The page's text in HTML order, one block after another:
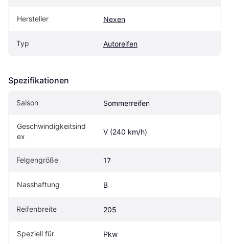
Hersteller Nexen
Typ Autoreifen
Spezifikationen
Saison Sommerreifen
Geschwindigkeitsind
ex
V (240 km/h)
Felgengröße 17
Nasshaftung B
Reifenbreite 205
Speziell für Pkw